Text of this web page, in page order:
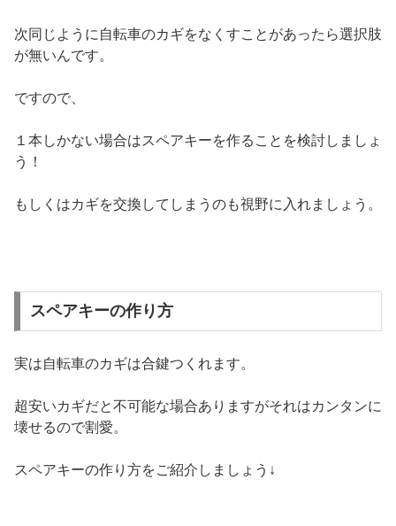
次同じように自転車のカギをなくすことがあったら選択肢
が無いんです。
ですので、
１本しかない場合はスペアキーを作ることを検討しましょ
う！
もしくはカギを交換してしまうのも視野に入れましょう。
スペアキーの作り方
実は自転車のカギは合鍵つくれます。
超安いカギだと不可能な場合ありますがそれはカンタンに
壊せるので割愛。
スペアキーの作り方をご紹介しましょう↓